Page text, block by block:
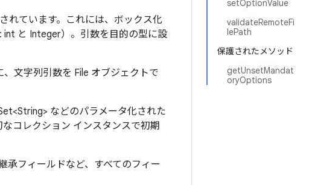
setOptionValue
validateRemoteFi
lePath
保護されたメソッド
getUnsetMandat
oryOptions
ています。これには、ボックス化
と Integer）。引数を目的の型に設
文字列引数を File オブジェクトで
などのパラメータ化された
コレクション インスタンスで初期
承フィールドなど、すべてのフィー